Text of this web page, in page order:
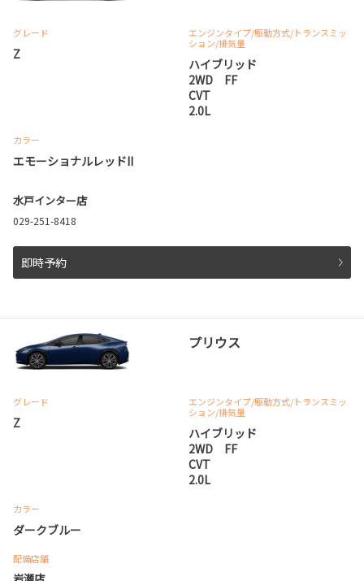
グレード
Z
エンジンタイプ/駆動方式/トランスミッ
ション/排気量
ハイブリッド
2WD FF
CVT
2.0L
カラー
エモーショナルレッドII
水戸インター店
029-251-8418
即時予約
プリウス
グレード
Z
エンジンタイプ/駆動方式/トランスミッ
ション/排気量
ハイブリッド
2WD FF
CVT
2.0L
カラー
ダークブルー
配備店舗